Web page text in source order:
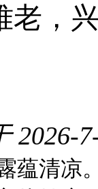
老，
2026-
蕴清凉